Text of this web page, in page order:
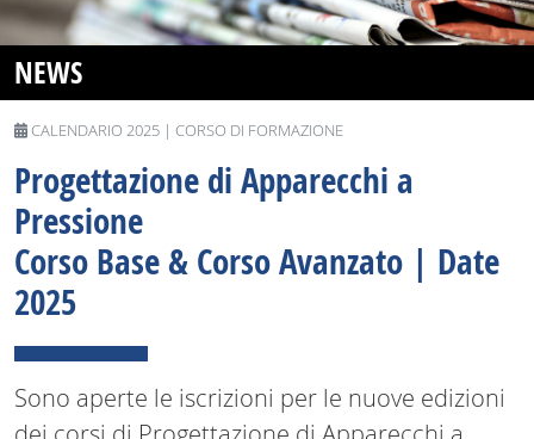
NEWS
CALENDARIO 2025 | CORSO DI FORMAZIONE
Progettazione di Apparecchi a
Pressione
Corso Base & Corso Avanzato | Date
2025
Sono aperte le iscrizioni per le nuove edizioni